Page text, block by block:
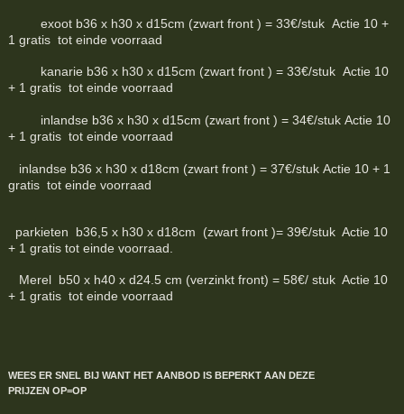
exoot b36 x h30 x d15cm (zwart front ) = 33€/stuk Actie 10 +
1 gratis tot einde voorraad
kanarie b36 x h30 x d15cm (zwart front ) = 33€/stuk Actie 10
+ 1 gratis tot einde voorraad
inlandse b36 x h30 x d15cm (zwart front ) = 34€/stuk Actie 10
+ 1 gratis tot einde voorraad
inlandse b36 x h30 x d18cm (zwart front ) = 37€/stuk Actie 10 + 1
gratis tot einde voorraad
parkieten b36,5 x h30 x d18cm (zwart front )= 39€/stuk Actie 10
+ 1 gratis tot einde voorraad.
Merel b50 x h40 x d24.5 cm (verzinkt front) = 58€/ stuk Actie 10
+ 1 gratis tot einde voorraad
WEES ER SNEL BIJ WANT HET AANBOD IS BEPERKTAAN DEZE
PRIJZEN OP=OP